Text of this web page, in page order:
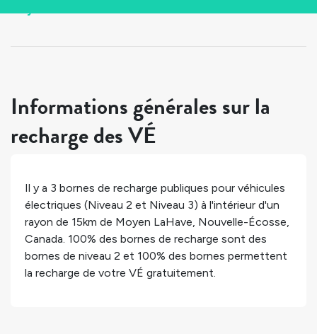
Informations générales sur la
recharge des VÉ
Il y a 3 bornes de recharge publiques pour véhicules
électriques (Niveau 2 et Niveau 3) à l'intérieur d'un
rayon de 15km de Moyen LaHave, Nouvelle-Écosse,
Canada. 100% des bornes de recharge sont des
bornes de niveau 2 et 100% des bornes permettent
la recharge de votre VÉ gratuitement.